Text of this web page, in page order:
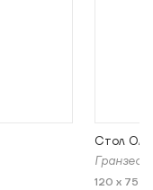
Стол
Гранзео
120 x 75 x